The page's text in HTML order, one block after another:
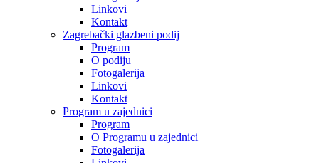
Linkovi
Kontakt
Zagrebački glazbeni podij
Program
O podiju
Fotogalerija
Linkovi
Kontakt
Program u zajednici
Program
O Programu u zajednici
Fotogalerija